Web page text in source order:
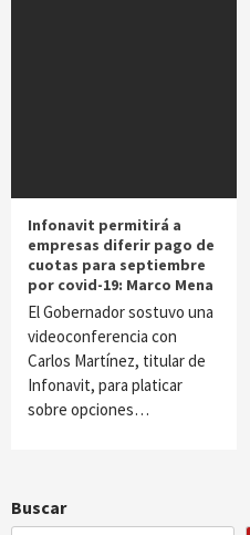
Infonavit permitirá a
empresas diferir pago de
cuotas para septiembre
por covid-19: Marco Mena
El Gobernador sostuvo una
videoconferencia con
Carlos Martínez, titular de
Infonavit, para platicar
sobre opciones…
Buscar